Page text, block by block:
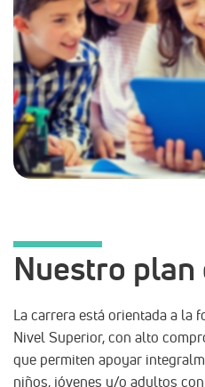
Nuestro plan
La carrera está orientada a la
Nivel Superior, con alto
que permiten apoyar
niños, jóvenes y/o adultos